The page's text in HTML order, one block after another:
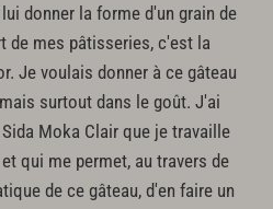
donner la forme d'un grain de
de mes pâtisseries, c'est la
Je voulais donner à ce gâteau
surtout dans le goût. J'ai
Moka Clair que je travaille
qui me permet, au travers de
de ce gâteau, d'en faire un